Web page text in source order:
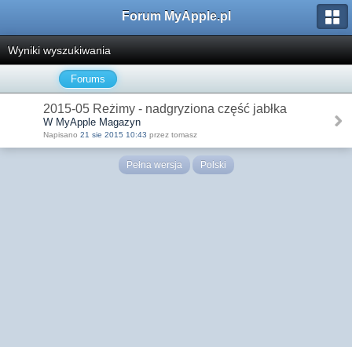
Forum MyApple.pl
Wyniki wyszukiwania
Forums
2015-05 Reżimy - nadgryziona część jabłka
W MyApple Magazyn
Napisano 21 sie 2015 10:43 przez tomasz
Pełna wersja Polski